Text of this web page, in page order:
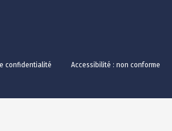
confidentialité Accessibilité : non conforme